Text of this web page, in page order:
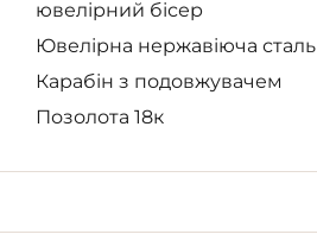
ювелірний бісер
Ювелірна нержавіюча сталь
Карабін з подовжувачем
Позолота 18к